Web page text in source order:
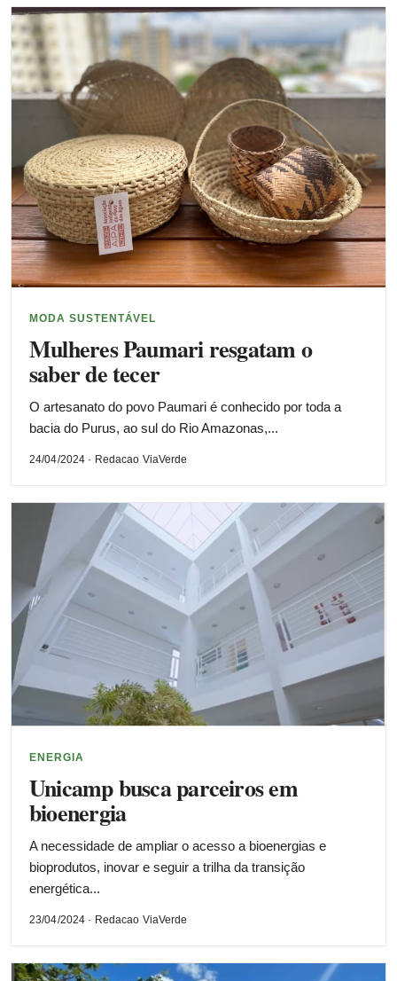
MODA SUSTENTÁVEL
Mulheres Paumari resgatam o
saber de tecer
O artesanato do povo Paumari é conhecido por toda a
bacia do Purus, ao sul do Rio Amazonas,...
24/04/2024 · Redacao ViaVerde
ENERGIA
Unicamp busca parceiros em
bioenergia
A necessidade de ampliar o acesso a bioenergias e
bioprodutos, inovar e seguir a trilha da transição
energética...
23/04/2024 · Redacao ViaVerde